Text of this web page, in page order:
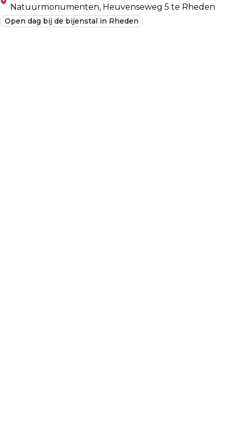
Natuurmonumenten, Heuvenseweg 5 te Rheden
Open dag bij de bijenstal in Rheden